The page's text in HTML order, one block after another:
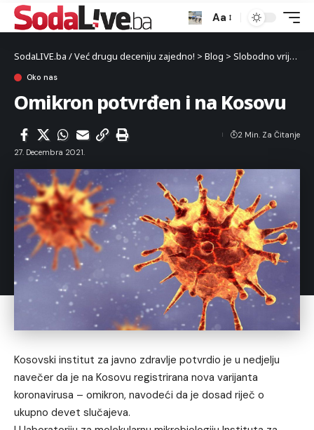
Aa
SodaLIVE.ba / Već drugu deceniju zajedno! > Blog > Slobodno vrijeme
Oko nas
Omikron potvrđen i na Kosovu
27. Decembra 2021.
2 Min. Za Čitanje
Kosovski institut za javno zdravlje potvrdio je u nedjelju
navečer da je na Kosovu registrirana nova varijanta
koronavirusa – omikron, navodeći da je dosad riječ o
ukupno devet slučajeva.